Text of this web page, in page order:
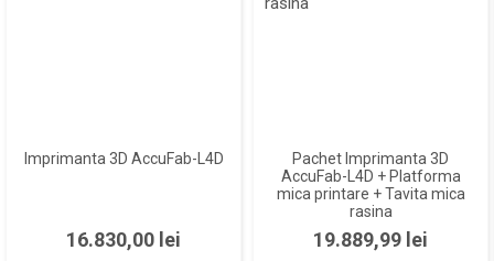
Imprimanta 3D AccuFab-L4D
Pret
16.830,00 lei
Pachet Imprimanta 3D
AccuFab-L4D + Platforma
mica printare + Tavita mica
rasina
Pret
19.889,99 lei